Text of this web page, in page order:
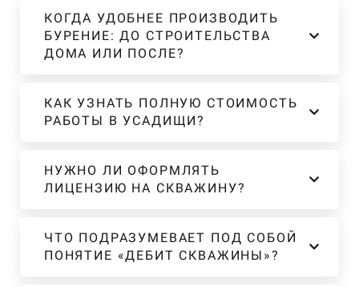
КОГДА УДОБНЕЕ ПРОИЗВОДИТЬ
БУРЕНИЕ: ДО СТРОИТЕЛЬСТВА
ДОМА ИЛИ ПОСЛЕ?
КАК УЗНАТЬ ПОЛНУЮ СТОИМОСТЬ
РАБОТЫ В УСАДИЩИ?
НУЖНО ЛИ ОФОРМЛЯТЬ
ЛИЦЕНЗИЮ НА СКВАЖИНУ?
ЧТО ПОДРАЗУМЕВАЕТ ПОД СОБОЙ
ПОНЯТИЕ «ДЕБИТ СКВАЖИНЫ»?